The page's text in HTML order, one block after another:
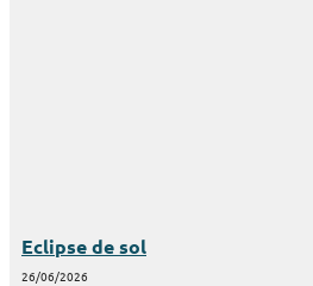
Eclipse de sol
26/06/2026